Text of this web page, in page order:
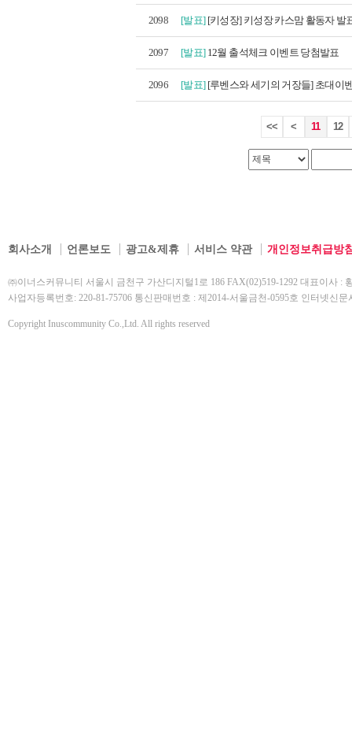
2098 [발표] [키성장] 키성장 카스맘 활동자 발
2097 [발표] 12월 출석체크 이벤트 당첨발표
2096 [발표] [루벤스와 세기의 거장들] 초대이
<< < 11 12